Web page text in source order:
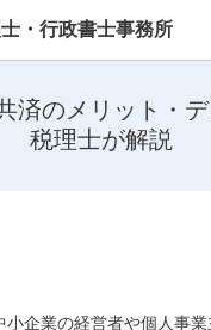
・行政書士事務所
済のメリット・
税理士が解説
企業の経営者や個人事業